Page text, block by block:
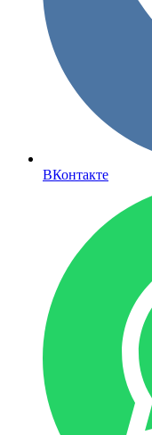
ВКонтакте